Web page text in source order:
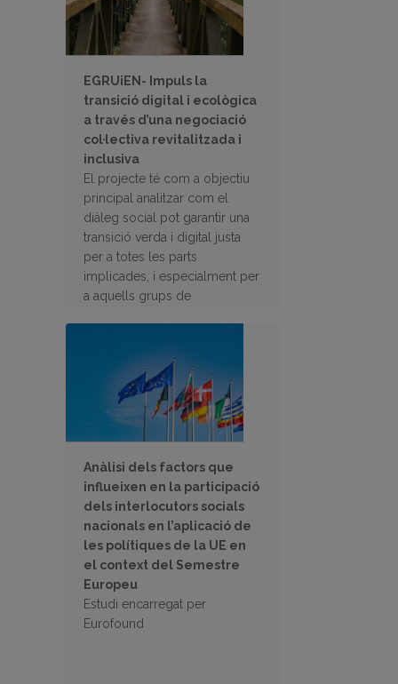
EGRUiEN- Impuls la
transició digital i ecològica
a través d’una negociació
col·lectiva revitalitzada i
inclusiva
El projecte té com a objectiu
principal analitzar com el
diàleg social pot garantir una
transició verda i digital justa
per a totes les parts
implicades, i especialment per
a aquells grups de
Anàlisi dels factors que
influeixen en la participació
dels interlocutors socials
nacionals en l’aplicació de
les polítiques de la UE en
el context del Semestre
Europeu
Estudi encarregat per
Eurofound